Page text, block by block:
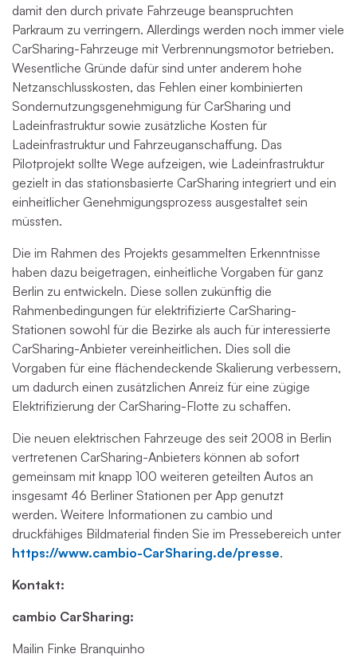
damit den durch private Fahrzeuge beanspruchten
Parkraum zu verringern. Allerdings werden noch immer viele
CarSharing-Fahrzeuge mit Verbrennungsmotor betrieben.
Wesentliche Gründe dafür sind unter anderem hohe
Netzanschlusskosten, das Fehlen einer kombinierten
Sondernutzungsgenehmigung für CarSharing und
Ladeinfrastruktur sowie zusätzliche Kosten für
Ladeinfrastruktur und Fahrzeuganschaffung. Das
Pilotprojekt sollte Wege aufzeigen, wie Ladeinfrastruktur
gezielt in das stationsbasierte CarSharing integriert und ein
einheitlicher Genehmigungsprozess ausgestaltet sein
müssten.
Die im Rahmen des Projekts gesammelten Erkenntnisse
haben dazu beigetragen, einheitliche Vorgaben für ganz
Berlin zu entwickeln. Diese sollen zukünftig die
Rahmenbedingungen für elektrifizierte CarSharing-
Stationen sowohl für die Bezirke als auch für interessierte
CarSharing-Anbieter vereinheitlichen. Dies soll die
Vorgaben für eine flächendeckende Skalierung verbessern,
um dadurch einen zusätzlichen Anreiz für eine zügige
Elektrifizierung der CarSharing-Flotte zu schaffen.
Die neuen elektrischen Fahrzeuge des seit 2008 in Berlin
vertretenen CarSharing-Anbieters können ab sofort
gemeinsam mit knapp 100 weiteren geteilten Autos an
insgesamt 46 Berliner Stationen per App genutzt
werden. Weitere Informationen zu cambio und
druckfähiges Bildmaterial finden Sie im Pressebereich unter
https://www.cambio-CarSharing.de/presse.
Kontakt:
cambio CarSharing:
Mailin Finke Branquinho